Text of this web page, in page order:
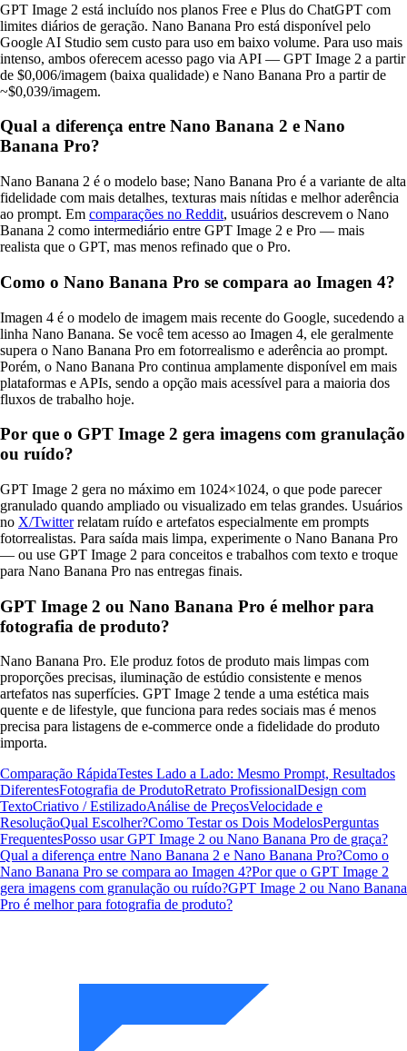
GPT Image 2 está incluído nos planos Free e Plus do ChatGPT com
limites diários de geração. Nano Banana Pro está disponível pelo
Google AI Studio sem custo para uso em baixo volume. Para uso mais
intenso, ambos oferecem acesso pago via API — GPT Image 2 a partir
de $0,006/imagem (baixa qualidade) e Nano Banana Pro a partir de
~$0,039/imagem.
Qual a diferença entre Nano Banana 2 e Nano
Banana Pro?
Nano Banana 2 é o modelo base; Nano Banana Pro é a variante de alta
fidelidade com mais detalhes, texturas mais nítidas e melhor aderência
ao prompt. Em comparações no Reddit, usuários descrevem o Nano
Banana 2 como intermediário entre GPT Image 2 e Pro — mais
realista que o GPT, mas menos refinado que o Pro.
Como o Nano Banana Pro se compara ao Imagen 4?
Imagen 4 é o modelo de imagem mais recente do Google, sucedendo a
linha Nano Banana. Se você tem acesso ao Imagen 4, ele geralmente
supera o Nano Banana Pro em fotorrealismo e aderência ao prompt.
Porém, o Nano Banana Pro continua amplamente disponível em mais
plataformas e APIs, sendo a opção mais acessível para a maioria dos
fluxos de trabalho hoje.
Por que o GPT Image 2 gera imagens com granulação
ou ruído?
GPT Image 2 gera no máximo em 1024×1024, o que pode parecer
granulado quando ampliado ou visualizado em telas grandes. Usuários
no X/Twitterrelatam ruído e artefatos especialmente em prompts
fotorrealistas. Para saída mais limpa, experimente o Nano Banana Pro
— ou use GPT Image 2 para conceitos e trabalhos com texto e troque
para Nano Banana Pro nas entregas finais.
GPT Image 2 ou Nano Banana Pro é melhor para
fotografia de produto?
Nano Banana Pro. Ele produz fotos de produto mais limpas com
proporções precisas, iluminação de estúdio consistente e menos
artefatos nas superfícies. GPT Image 2 tende a uma estética mais
quente e de lifestyle, que funciona para redes sociais mas é menos
precisa para listagens de e-commerce onde a fidelidade do produto
importa.
Comparação RápidaTestes Lado a Lado: Mesmo Prompt, Resultados
DiferentesFotografia de ProdutoRetrato ProfissionalDesign com
TextoCriativo / EstilizadoAnálise de PreçosVelocidade e
ResoluçãoQual Escolher?Como Testar os Dois ModelosPerguntas
FrequentesPosso usar GPT Image 2 ou Nano Banana Pro de graça?
Qual a diferença entre Nano Banana 2 e Nano Banana Pro?Como o
Nano Banana Pro se compara ao Imagen 4?Por que o GPT Image 2
gera imagens com granulação ou ruído?GPT Image 2 ou Nano Banana
Pro é melhor para fotografia de produto?